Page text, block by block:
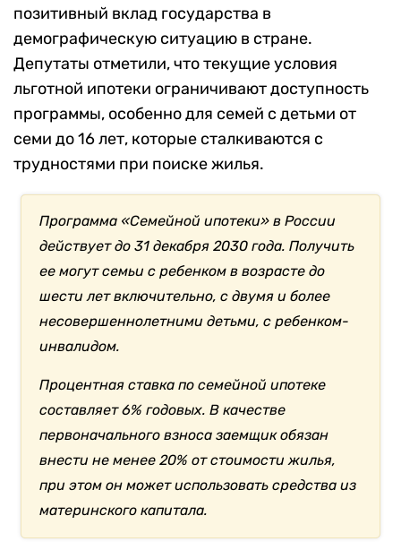
позитивный вклад государства в
демографическую ситуацию в стране.
Депутаты отметили, что текущие условия
льготной ипотеки ограничивают доступность
программы, особенно для семей с детьми от
семи до 16 лет, которые сталкиваются с
трудностями при поиске жилья.
Программа «Семейной ипотеки» в России
действует до 31 декабря 2030 года. Получить
ее могут семьи с ребенком в возрасте до
шести лет включительно, с двумя и более
несовершеннолетними детьми, с ребенком-
инвалидом.
Процентная ставка по семейной ипотеке
составляет 6% годовых. В качестве
первоначального взноса заемщик обязан
внести не менее 20% от стоимости жилья,
при этом он может использовать средства из
материнского капитала.